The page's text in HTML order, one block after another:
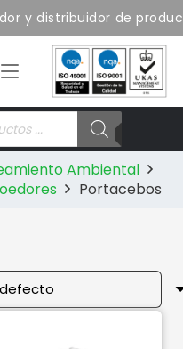
distribuidor de
Ambiental
Portacebos